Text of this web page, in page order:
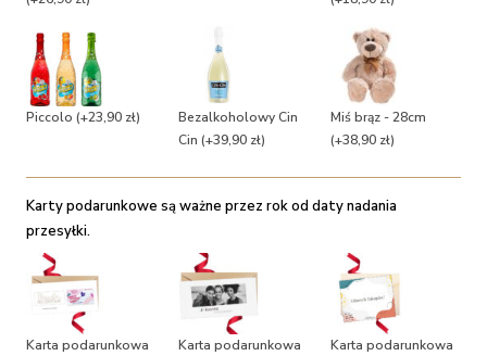
Piccolo (+23,90 zł)
Bezalkoholowy Cin
Cin (+39,90 zł)
Miś brąz - 28cm
(+38,90 zł)
Karty podarunkowe są ważne przez rok od daty nadania
przesyłki.
Karta podarunkowa
Karta podarunkowa
Karta podarunkowa